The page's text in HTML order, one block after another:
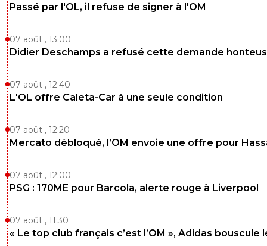
Passé par l'OL, il refuse de signer à l'OM
07 août , 13:00
Didier Deschamps a refusé cette demande
07 août , 12:40
L'OL offre Caleta-Car à une seule condition
07 août , 12:20
Mercato débloqué, l’OM envoie une offre pour
07 août , 12:00
PSG : 170ME pour Barcola, alerte rouge à Liverpool
07 août , 11:30
« Le top club français c’est l’OM », Adidas bouscule